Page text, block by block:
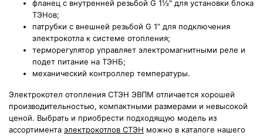
фланец с внутренней резьбой G 1½" для установки блока
ТЭНов;
патрубки с внешней резьбой G 1” для подключения
электрокотла к системе отопления;
терморегулятор управляет электромагнитными реле и
подет питание на ТЭНБ;
механический контроллер температуры.
Электрокотел отопления СТЭН ЭВПМ отличается хорошей
производительностью, компактными размерами и невысокой
ценой. Выбрать и приобрести подходящую модель из
ассортимента электрокотлов СТЭН можно в каталоге нашего